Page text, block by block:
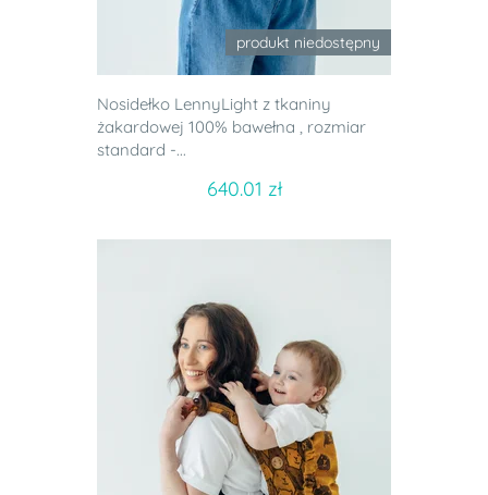
produkt niedostępny
Nosidełko LennyLight z tkaniny
żakardowej 100% bawełna , rozmiar
standard -...
640.01 zł